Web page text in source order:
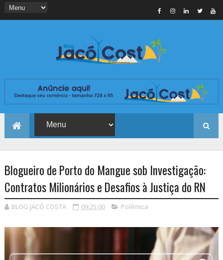
Blogueiro de Porto do Mangue sob Investigação:
Contratos Milionários e Desafios à Justiça do RN
BLOG JACÓ COSTA 09:25:00 Polêmica